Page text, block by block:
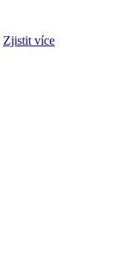
Zjistit více